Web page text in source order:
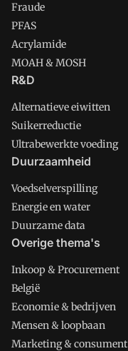
Fraude
PFAS
Acrylamide
MOAH & MOSH
R&D
Alternatieve eiwitten
Suikerreductie
Ultrabewerkte voeding
Duurzaamheid
Voedselverspilling
Energie en water
Duurzame data
Overige thema's
Inkoop & Procurement
België
Economie & bedrijven
Mensen & loopbaan
Marketing & consument